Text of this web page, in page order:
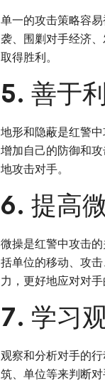
单一的攻击策略容
袭、围剿对手经济
取得胜利。
5. 善于
地形和隐蔽是红警
增加自己的防御和
地攻击对手。
6. 提高
微操是红警中攻击
括单位的移动、攻
力，更好地应对对手
7. 学习
观察和分析对手的
筑、单位等来判断